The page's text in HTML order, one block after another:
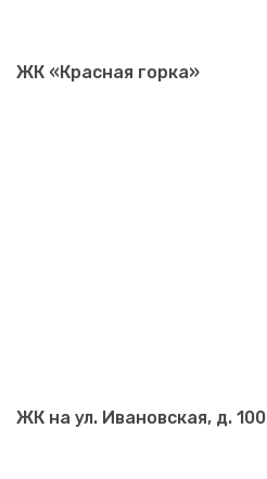
ЖК «Красная горка»
ЖК на ул. Ивановская, д. 100